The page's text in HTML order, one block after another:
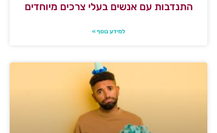
התנדבות עם אנשים בעלי צרכים מיוחדים
למידע נוסף »